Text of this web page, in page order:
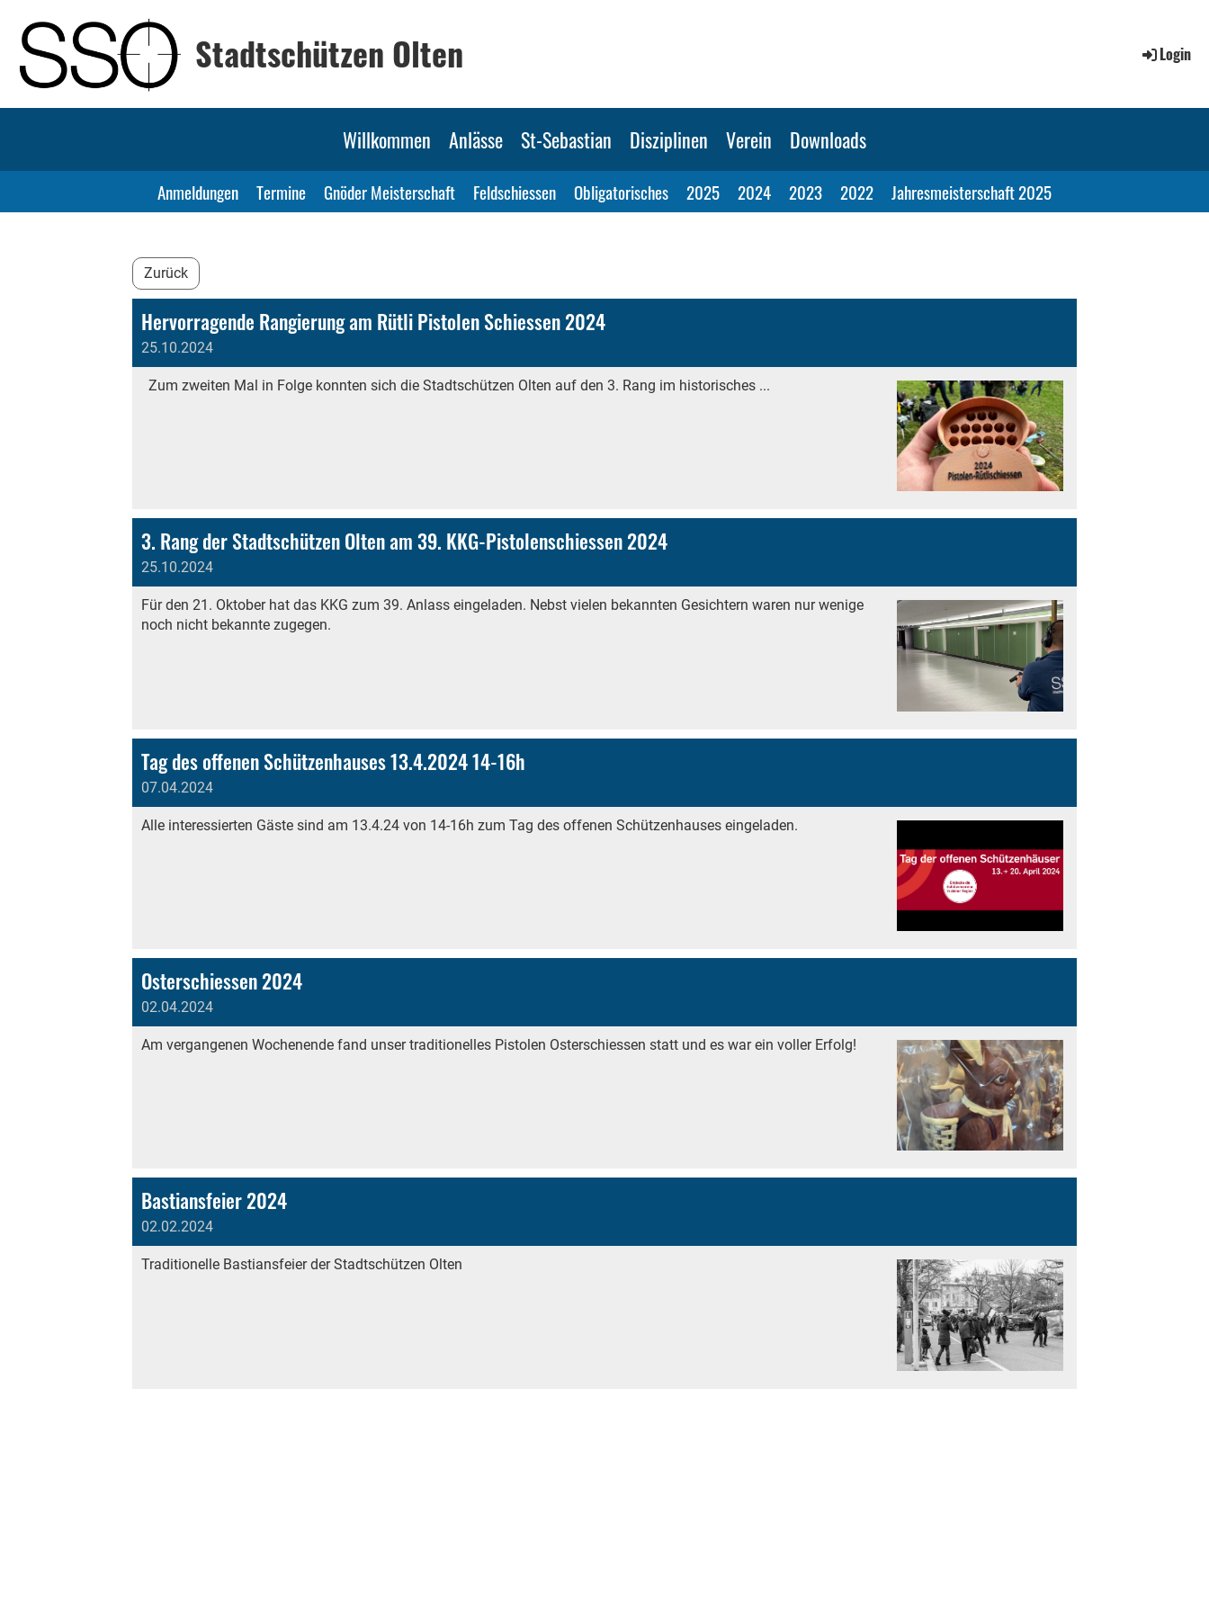
Stadtschützen Olten Login
Willkommen Anlässe St-Sebastian Disziplinen Verein Downloads
Anmeldungen Termine Gnöder Meisterschaft Feldschiessen Obligatorisches 2025 2024 2023 2022 Jahresmeisterschaft 2025
Zurück
Hervorragende Rangierung am Rütli Pistolen Schiessen 2024
25.10.2024
Zum zweiten Mal in Folge konnten sich die Stadtschützen Olten auf den 3. Rang im historisches ...
3. Rang der Stadtschützen Olten am 39. KKG-Pistolenschiessen 2024
25.10.2024
Für den 21. Oktober hat das KKG zum 39. Anlass eingeladen. Nebst vielen bekannten Gesichtern waren nur wenige
noch nicht bekannte zugegen.
Tag des offenen Schützenhauses 13.4.2024 14-16h
07.04.2024
Alle interessierten Gäste sind am 13.4.24 von 14-16h zum Tag des offenen Schützenhauses eingeladen.
Osterschiessen 2024
02.04.2024
Am vergangenen Wochenende fand unser traditionelles Pistolen Osterschiessen statt und es war ein voller Erfolg!
Bastiansfeier 2024
02.02.2024
Traditionelle Bastiansfeier der Stadtschützen Olten